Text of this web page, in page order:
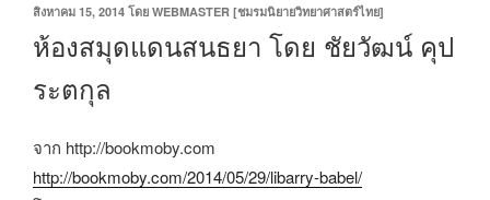
เขียน
ที่
สิงหาคม 15, 2014 โดย WEBMASTER [ชมรมนิยายวิทยาศาสตร์ไทย]
ห้องสมุดแดนสนธยา โดย ชัยวัฒน์ คุป
ระตกุล
จาก http://bookmoby.com
http://bookmoby.com/2014/05/29/libarry-babel/